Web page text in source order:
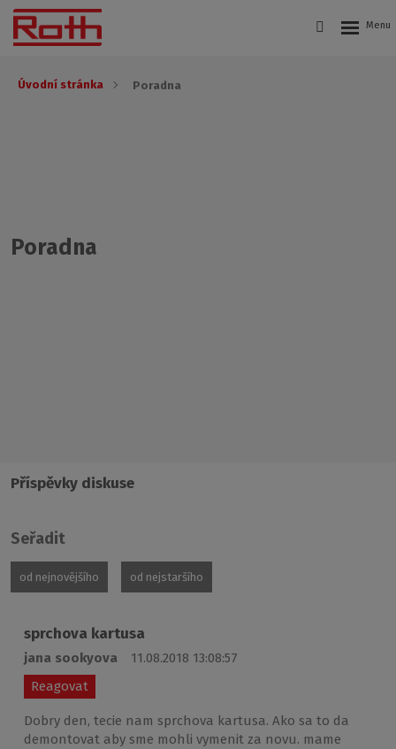
Úvodní stránka Poradna
Poradna
Příspěvky diskuse
Seřadit
od nejnovějšího od nejstaršího
sprchova kartusa
jana sookyova
11.08.2018 13:08:57
Reagovat
Dobry den, tecie nam sprchova kartusa. Ako sa to da
demontovat aby sme mohli vymenit za novu. mame